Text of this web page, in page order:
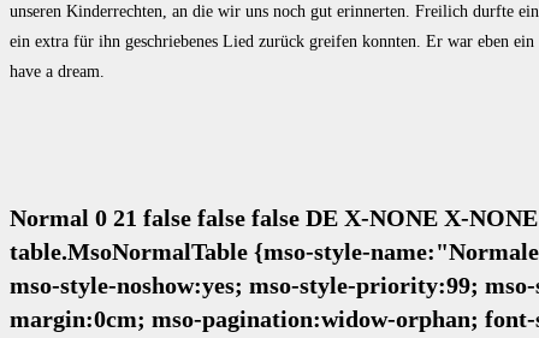
unseren Kinderrechten, an die wir uns noch gut erinnerten. Freilich durfte
ein extra für ihn geschriebenes Lied zurück greifen konnten. Er war eben
have a dream.
Normal 0 21 false false false DE X-NONE X-
table.MsoNormalTable {mso-style-
mso-style-noshow:yes; mso-style-priority:99;
margin:0cm; mso-pagination:widow-orphan;